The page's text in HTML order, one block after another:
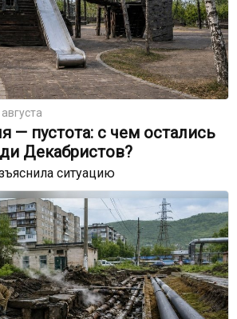
— пустота: с чем остались
Декабристов?
ситуацию